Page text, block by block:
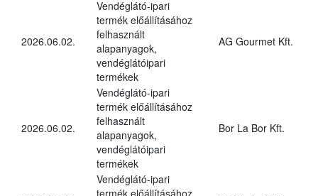
2026.06.02.
Vendéglátó-ipari
termék előállításához
felhasznált
alapanyagok,
vendéglátóipari
termékek
AG Gourmet Kft.
2026.06.02.
Vendéglátó-ipari
termék előállításához
felhasznált
alapanyagok,
vendéglátóipari
termékek
Bor La Bor Kft.
Vendéglátó-ipari
termék előállításához